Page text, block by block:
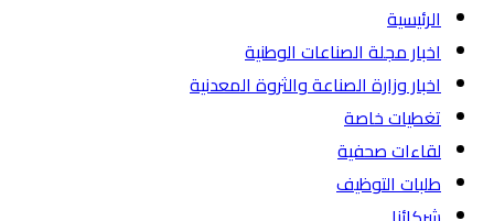
الرئيسية
اخبار مجلة الصناعات الوطنية
اخبار وزارة الصناعة والثروة المعدنية
تغطيات خاصة
لقاءات صحفية
طلبات التوظيف